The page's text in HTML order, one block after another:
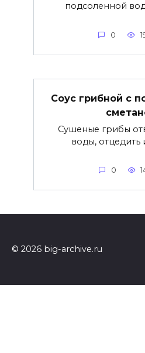
подсоленной
0
Соус грибной с
Сушеные грибы
воды, отцедить
0
© 2026 big-archive.ru